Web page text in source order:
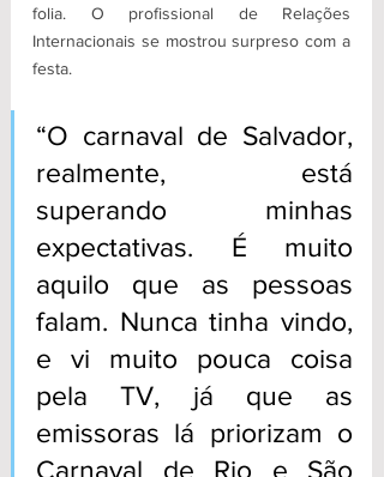
folia. O profissional de Relações
Internacionais se mostrou surpreso com a
festa.
“O carnaval de Salvador,
realmente, está
superando minhas
expectativas. É muito
aquilo que as pessoas
falam. Nunca tinha vindo,
e vi muito pouca coisa
pela TV, já que as
emissoras lá priorizam o
Carnaval de Rio e São